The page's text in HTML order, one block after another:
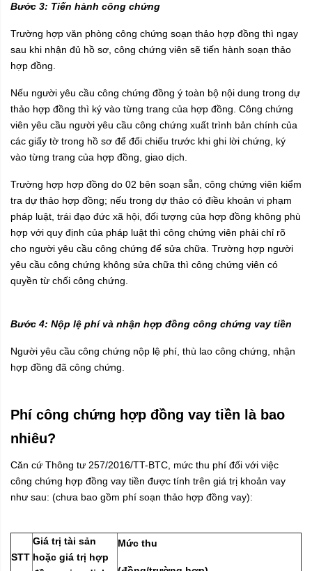
Bước 3: Tiến hành công chứng
Trường hợp văn phòng công chứng soạn thảo hợp đồng thì ngay
sau khi nhận đủ hồ sơ, công chứng viên sẽ tiến hành soạn thảo
hợp đồng.
Nếu người yêu cầu công chứng đồng ý toàn bộ nội dung trong dự
thảo hợp đồng thì ký vào từng trang của hợp đồng. Công chứng
viên yêu cầu người yêu cầu công chứng xuất trình bản chính của
các giấy tờ trong hồ sơ để đối chiếu trước khi ghi lời chứng, ký
vào từng trang của hợp đồng, giao dịch.
Trường hợp hợp đồng do 02 bên soạn sẵn, công chứng viên kiểm
tra dự thảo hợp đồng; nếu trong dự thảo có điều khoản vi phạm
pháp luật, trái đạo đức xã hội, đối tượng của hợp đồng không phù
hợp với quy định của pháp luật thì công chứng viên phải chỉ rõ
cho người yêu cầu công chứng để sửa chữa. Trường hợp người
yêu cầu công chứng không sửa chữa thì công chứng viên có
quyền từ chối công chứng.
Bước 4: Nộp lệ phí và nhận hợp đồng công chứng vay tiền
Người yêu cầu công chứng nộp lệ phí, thù lao công chứng, nhận
hợp đồng đã công chứng.
Phí công chứng hợp đồng vay tiền là bao
nhiêu?
Căn cứ Thông tư 257/2016/TT-BTC, mức thu phí đối với việc
công chứng hợp đồng vay tiền được tính trên giá trị khoản vay
như sau: (chưa bao gồm phí soạn thảo hợp đồng vay):
STT
Giá trị tài sản
hoặc giá trị hợp
Mức thu